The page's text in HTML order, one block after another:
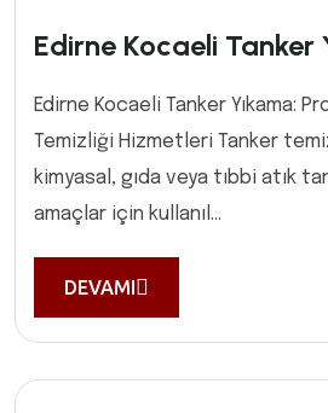
Edirne Kocaeli Tanker
Edirne Kocaeli Tanker Yıkama:
Temizliği Hizmetleri Tanker
kimyasal, gıda veya tıbbi atık
amaçlar için kullanıl...
DEVAMI